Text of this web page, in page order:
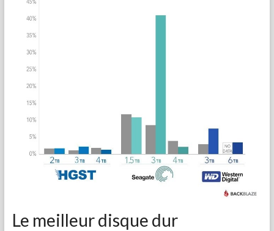
Le meilleur disque dur